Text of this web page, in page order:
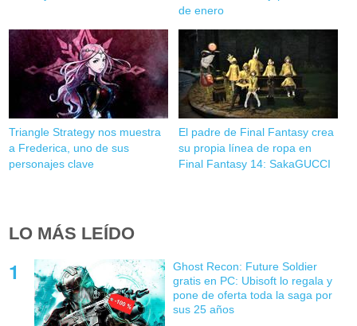
de enero
Triangle Strategy nos muestra
a Frederica, uno de sus
personajes clave
El padre de Final Fantasy crea
su propia línea de ropa en
Final Fantasy 14: SakaGUCCI
LO MÁS LEÍDO
Ghost Recon: Future Soldier
gratis en PC: Ubisoft lo regala y
pone de oferta toda la saga por
sus 25 años